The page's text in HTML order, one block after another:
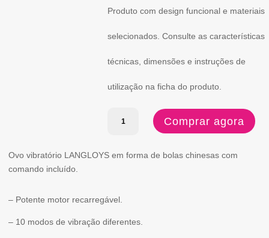
Produto com design funcional e materiais
selecionados. Consulte as características
técnicas, dimensões e instruções de
utilização na ficha do produto.
Quantidade
OVO
Comprar agora
Ovo vibratório LANGLOYS em forma de bolas chinesas com
comando incluído.
– Potente motor recarregável.
– 10 modos de vibração diferentes.